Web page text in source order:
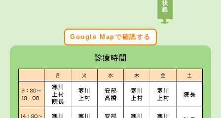
Google Mapで確認する